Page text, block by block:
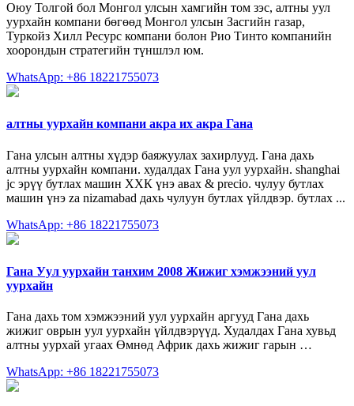
Оюу Толгой бол Монгол улсын хамгийн том зэс, алтны уул
уурхайн компани бөгөөд Монгол улсын Засгийн газар,
Туркойз Хилл Ресурс компани болон Рио Тинто компанийн
хоорондын стратегийн түншлэл юм.
WhatsApp: +86 18221755073
алтны уурхайн компани акра их акра Гана
Гана улсын алтны хүдэр баяжуулах захирлууд. Гана дахь
алтны уурхайн компани. худалдах Гана уул уурхайн. shanghai
jc эрүү бутлах машин ХХК үнэ авах & precio. чулуу бутлах
машин үнэ za nizamabad дахь чулуун бутлах үйлдвэр. бутлах ...
WhatsApp: +86 18221755073
Гана Уул уурхайн танхим 2008 Жижиг хэмжээний уул
уурхайн
Гана дахь том хэмжээний уул уурхайн аргууд Гана дахь
жижиг оврын уул уурхайн үйлдвэрүүд. Худалдах Гана хувьд
алтны уурхай угаах Өмнөд Африк дахь жижиг гарын …
WhatsApp: +86 18221755073